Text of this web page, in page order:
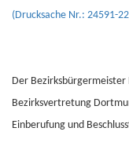
(Drucksache Nr.: 24591-
Der
Bezirksvertretung
Einberufung und